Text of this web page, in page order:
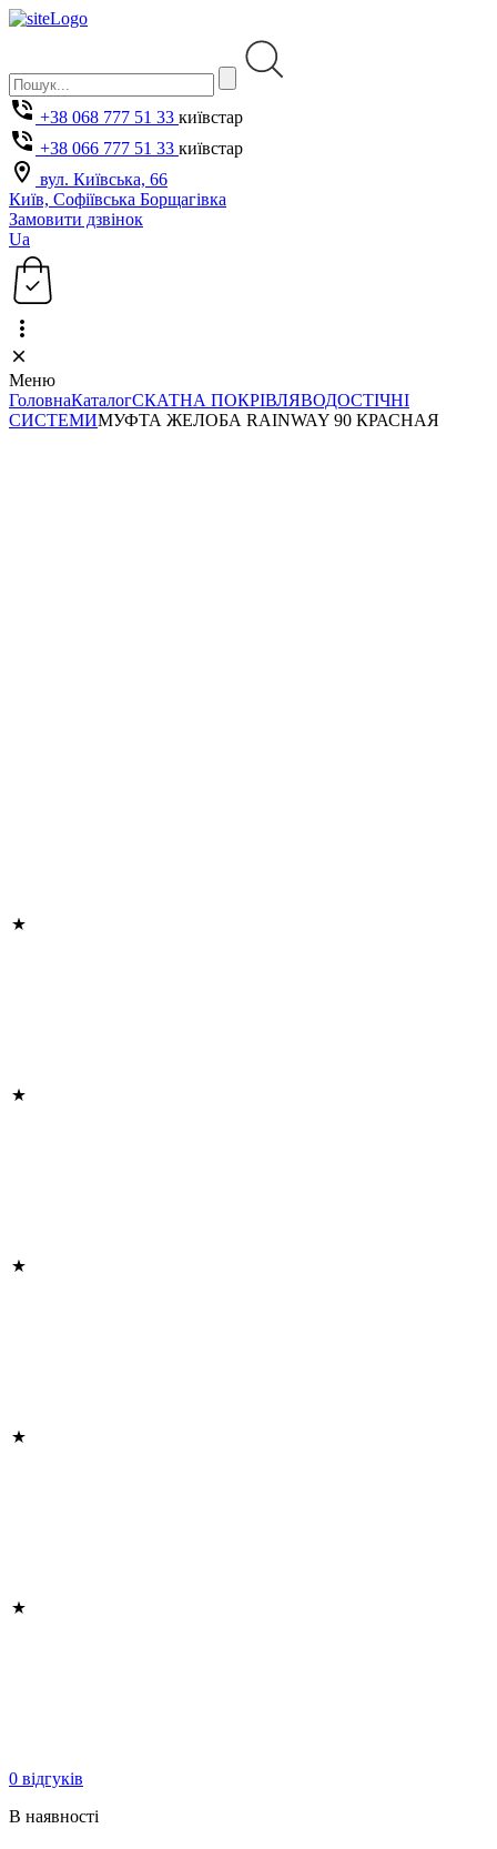
+38 068 777 51 33 київстар
+38 066 777 51 33 київстар
вул. Київська, 66
Київ, Софіївська Борщагівка
Замовити дзвінок
Ua
Меню
ГоловнаКаталогСКАТНА ПОКРІВЛЯВОДОСТІЧНІ
СИСТЕМИМУФТА ЖЕЛОБА RAINWAY 90 КРАСНАЯ
0 відгуків
В наявності